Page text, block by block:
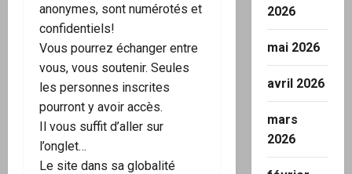
anonymes, sont numérotés et
confidentiels!
Vous pourrez échanger entre
vous, vous soutenir. Seules
les personnes inscrites
pourront y avoir accès.
Il vous suffit d’aller sur
l’onglet…
Le site dans sa globalité
2026
mai 2026
avril 2026
mars
2026